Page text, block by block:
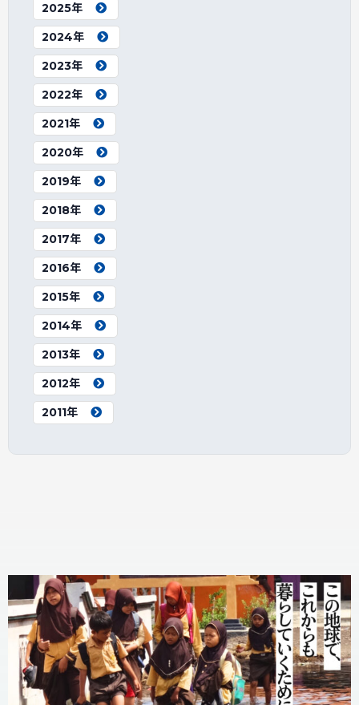
2025年
2024年
2023年
2022年
2021年
2020年
2019年
2018年
2017年
2016年
2015年
2014年
2013年
2012年
2011年